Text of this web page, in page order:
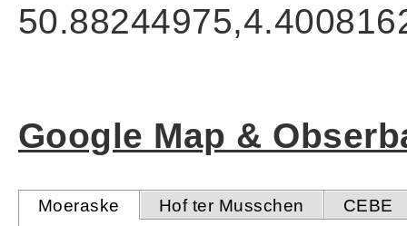
Google Map &
Moeraske Hof ter Musschen CEBE